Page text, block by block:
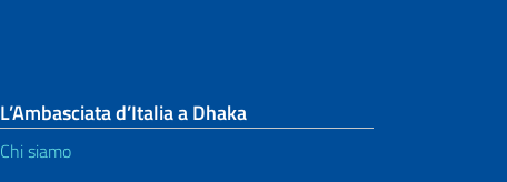
L’Ambasciata d’Italia a Dhaka
Chi siamo